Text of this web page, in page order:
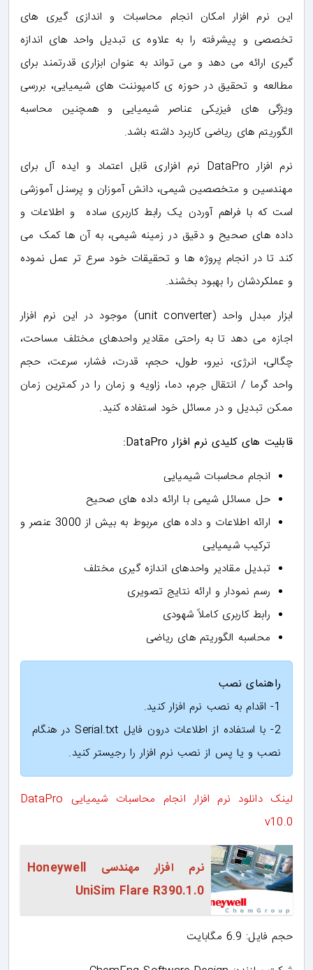
این نرم افزار امکان انجام محاسبات و اندازی گیری های
تخصصی و پیشرفته را به علاوه ی تبدیل واحد های اندازه
گیری ارائه می دهد و می تواند به عنوان ابزاری قدرتمند برای
مطالعه و تحقیق در حوزه ی کامپوننت های شیمیایی، بررسی
ویژگی های فیزیکی عناصر شیمیایی و همچنین محاسبه
الگوریتم های ریاضی کاربرد داشته باشد.
نرم افزار DataPro نرم افزاری قابل اعتماد و ایده آل برای
مهندسین و متخصصین شیمی، دانش آموزان و پرسنل آموزشی
است که با فراهم آوردن یک رابط کاربری ساده و اطلاعات و
داده های صحیح و دقیق در زمینه شیمی، به آن ها کمک می
کند تا در انجام پروژه ها و تحقیقات خود سرع تر عمل نموده
و عملکردشان را بهبود بخشند.
ابزار مبدل واحد (unit converter) موجود در این نرم افزار
اجازه می دهد تا به راحتی مقادیر واحدهای مختلف مساحت،
چگالی، انرژی، نیرو، طول، حجم، قدرت، فشار، سرعت، حجم
واحد گرما / انتقال جرم، دما، زاویه و زمان را در کمترین زمان
ممکن تبدیل و در مسائل خود استفاده کنید.
قابلیت های کلیدی نرم افزار DataPro:
انجام محاسبات شیمیایی
حل مسائل شیمی با ارائه داده های صحیح
ارائه اطلاعات و داده های مربوط به بیش از 3000 عنصر و
ترکیب شیمیایی
تبدیل مقادیر واحدهای اندازه گیری مختلف
رسم نمودار و ارائه نتایج تصویری
رابط کاربری کاملاً شهودی
محاسبه الگوریتم های ریاضی
راهنمای نصب
1- اقدام به نصب نرم افزار کنید.
2- با استفاده از اطلاعات درون فایل Serial.txt در هنگام
نصب و یا پس از نصب نرم افزار را رجیستر کنید.
لینک دانلود نرم افزار انجام محاسبات شیمیایی DataPro
v10.0
نرم افزار مهندسی Honeywell
UniSim Flare R390.1.0
حجم فایل: 6.9 مگابایت